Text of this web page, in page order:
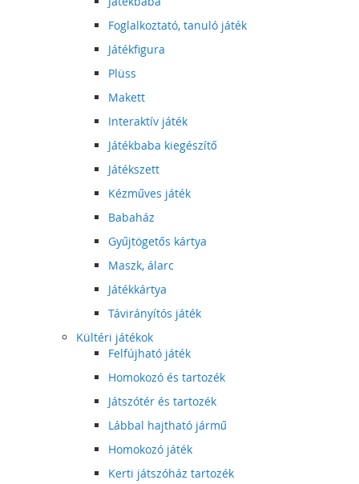
Foglalkoztató, tanuló játék
Játékfigura
Plüss
Makett
Interaktív játék
Játékbaba kiegészítő
Játékszett
Kézműves játék
Babaház
Gyűjtögetős kártya
Maszk, álarc
Játékkártya
Távirányítós játék
Kültéri játékok
Felfújható játék
Homokozó és tartozék
Játszótér és tartozék
Lábbal hajtható jármű
Homokozó játék
Kerti játszóház tartozék